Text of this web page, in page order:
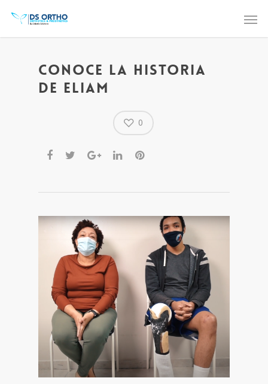
Conoce la Historia
de Eliam
0